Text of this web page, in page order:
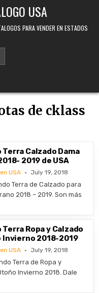
USA
PARA VENDER EN ESTADOS
de cklass
Calzado Dama
2019 de USA
USA July 19, 2018
Terra de Calzado para
2018 – 2019. Son más
Ropa y Calzado
Invierno 2018-2019
USA July 19, 2018
Terra de Ropa y
Invierno 2018. Dale